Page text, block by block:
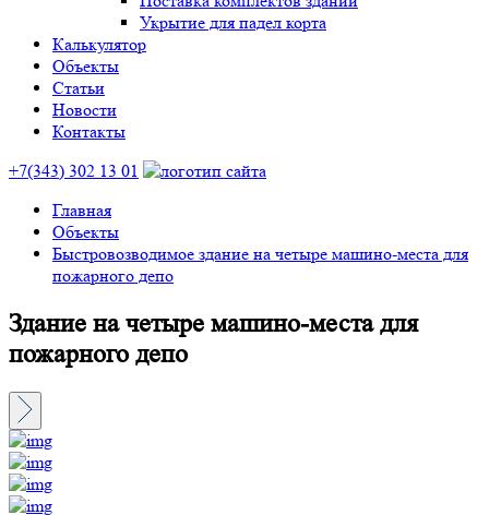
Укрытие для падел корта
Калькулятор
Объекты
Статьи
Новости
Контакты
+7(343) 302 13 01
Главная
Объекты
Быстровозводимое здание на четыре машино-места для
пожарного депо
Здание на четыре машино-места для
пожарного депо